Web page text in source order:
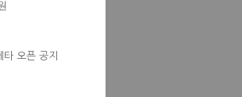
오픈 공지